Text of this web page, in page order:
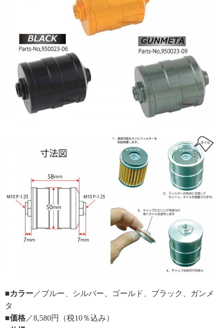
■カラー ／ブルー、シルバー、ゴールド、ブラック、ガンメ
タ
■価格 ／8,580円（税10％込み）